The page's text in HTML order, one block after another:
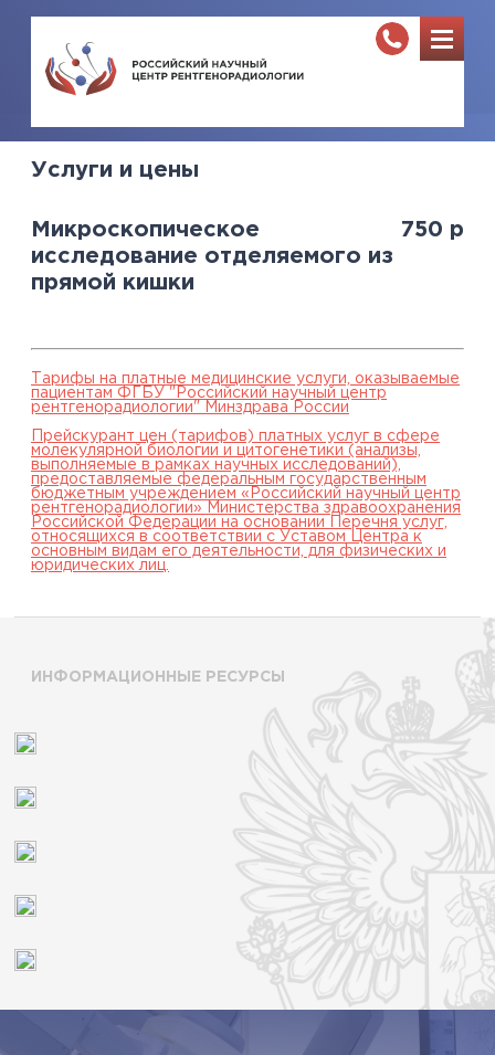
Услуги и цены
Микроскопическое
исследование отделяемого из
прямой кишки
750 р
Тарифы на платные медицинские услуги, оказываемые
пациентам ФГБУ "Российский научный центр
рентгенорадиологии" Минздрава России
Прейскурант цен (тарифов) платных услуг в сфере
молекулярной биологии и цитогенетики (анализы,
выполняемые в рамках научных исследований),
предоставляемые федеральным государственным
бюджетным учреждением «Российский научный центр
рентгенорадиологии» Министерства здравоохранения
Российской Федерации на основании Перечня услуг,
относящихся в соответствии с Уставом Центра к
основным видам его деятельности, для физических и
юридических лиц.
ИНФОРМАЦИОННЫЕ РЕСУРСЫ